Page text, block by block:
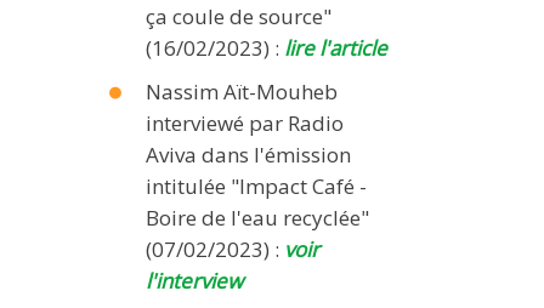
ça coule de source"
(16/02/2023) : lire l'article
Nassim Aït-Mouheb
interviewé par Radio
Aviva dans l'émission
intitulée "Impact Café -
Boire de l'eau recyclée"
(07/02/2023) : voir
l'interview